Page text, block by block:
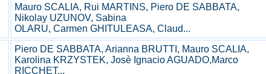
Mauro SCALIA, Rui MARTINS, Piero DE SABBATA,
Nikolay UZUNOV, Sabina
OLARU, Carmen GHITULEASA, Claud...
Piero DE SABBATA, Arianna BRUTTI, Mauro SCALIA,
Karolina KRZYSTEK, Josè Ignacio AGUADO,Marco
RICCHET...